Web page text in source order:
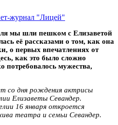
журнал "Лицей"
мы шли пешком с Елизаветой
её рассказами о том, как она
о первых впечатлениях от
как это было сложно
потребовалось мужества,
со дня рождения актрисы
Елизаветы Севандер.
16 января откроется
театра и семьи Севандер.